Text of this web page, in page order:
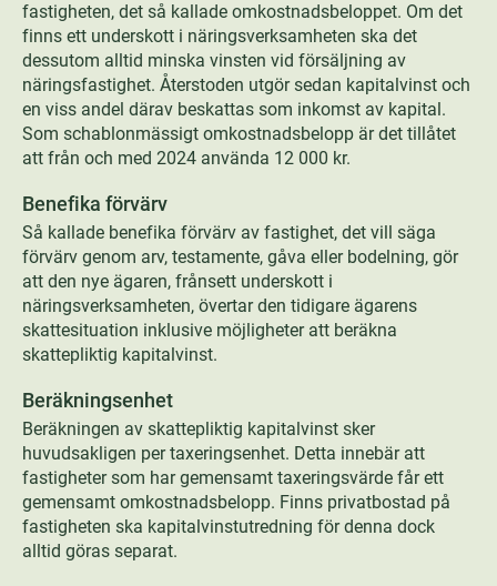
fastigheten, det så kallade omkostnadsbeloppet. Om det
finns ett underskott i näringsverksamheten ska det
dessutom alltid minska vinsten vid försäljning av
näringsfastighet. Återstoden utgör sedan kapitalvinst och
en viss andel därav beskattas som inkomst av kapital.
Som schablonmässigt omkostnadsbelopp är det tillåtet
att från och med 2024 använda 12 000 kr.
Benefika förvärv
Så kallade benefika förvärv av fastighet, det vill säga
förvärv genom arv, testamente, gåva eller bodelning, gör
att den nye ägaren, frånsett underskott i
näringsverksamheten, övertar den tidigare ägarens
skattesituation inklusive möjligheter att beräkna
skattepliktig kapitalvinst.
Beräkningsenhet
Beräkningen av skattepliktig kapitalvinst sker
huvudsakligen per taxeringsenhet. Detta innebär att
fastigheter som har gemensamt taxeringsvärde får ett
gemensamt omkostnadsbelopp. Finns privatbostad på
fastigheten ska kapitalvinstutredning för denna dock
alltid göras separat.